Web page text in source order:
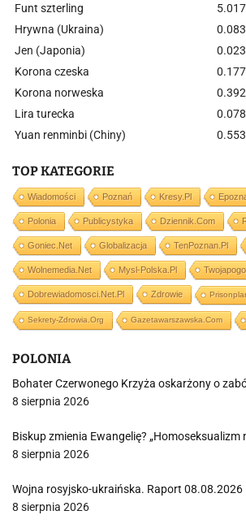
Funt szterling
Hrywna (Ukraina)
Jen (Japonia)
Korona czeska
Korona norweska
Lira turecka
Yuan renminbi (Chiny)
TOP KATEGORIE
Wiadomości Poznań Kresy.pl
Polonia Publicystyka Dziennik.com
Goniec.net Globalizacja TenPoznan.pl
Wolnemedia.net Mysl-Polska.pl
Dobrewiadomosci.net.pl Zdrowie
Sekrety-Zdrowia.org Gazetawarszawska.com
POLONIA
Bohater Czerwonego Krzyża oskarżony o
8 sierpnia 2026
Biskup zmienia Ewangelię? „Homoseksualizm
8 sierpnia 2026
Wojna rosyjsko-ukraińska. Raport 08.08.2026
8 sierpnia 2026